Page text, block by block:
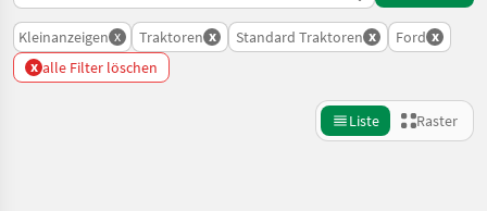
Kleinanzeigen x Traktoren x Standard Traktoren x Ford x
x alle Filter löschen
Liste Raster